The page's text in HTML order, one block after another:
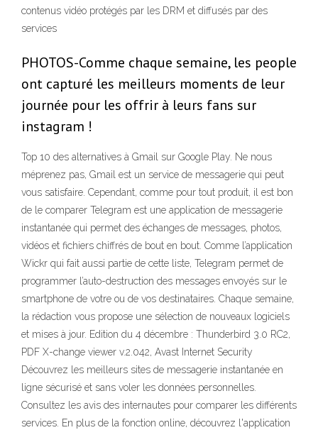
contenus vidéo protégés par les DRM et diffusés par des
services
PHOTOS-Comme chaque semaine, les people
ont capturé les meilleurs moments de leur
journée pour les offrir à leurs fans sur
instagram !
Top 10 des alternatives à Gmail sur Google Play. Ne nous
méprenez pas, Gmail est un service de messagerie qui peut
vous satisfaire. Cependant, comme pour tout produit, il est bon
de le comparer Telegram est une application de messagerie
instantanée qui permet des échanges de messages, photos,
vidéos et fichiers chiffrés de bout en bout. Comme l’application
Wickr qui fait aussi partie de cette liste, Telegram permet de
programmer l’auto-destruction des messages envoyés sur le
smartphone de votre ou de vos destinataires. Chaque semaine,
la rédaction vous propose une sélection de nouveaux logiciels
et mises à jour. Edition du 4 décembre : Thunderbird 3.0 RC2,
PDF X-change viewer v.2.042, Avast Internet Security
Découvrez les meilleurs sites de messagerie instantanée en
ligne sécurisé et sans voler les données personnelles.
Consultez les avis des internautes pour comparer les différents
services. En plus de la fonction online, découvrez l'application